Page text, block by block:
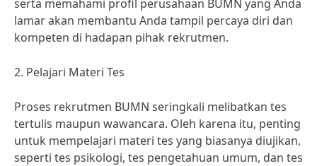
serta memahami profil perusahaan BUMN yang Anda
lamar akan membantu Anda tampil percaya diri dan
kompeten di hadapan pihak rekrutmen.
2. Pelajari Materi Tes
Proses rekrutmen BUMN seringkali melibatkan tes
tertulis maupun wawancara. Oleh karena itu, penting
untuk mempelajari materi tes yang biasanya diujikan,
seperti tes psikologi, tes pengetahuan umum, dan tes